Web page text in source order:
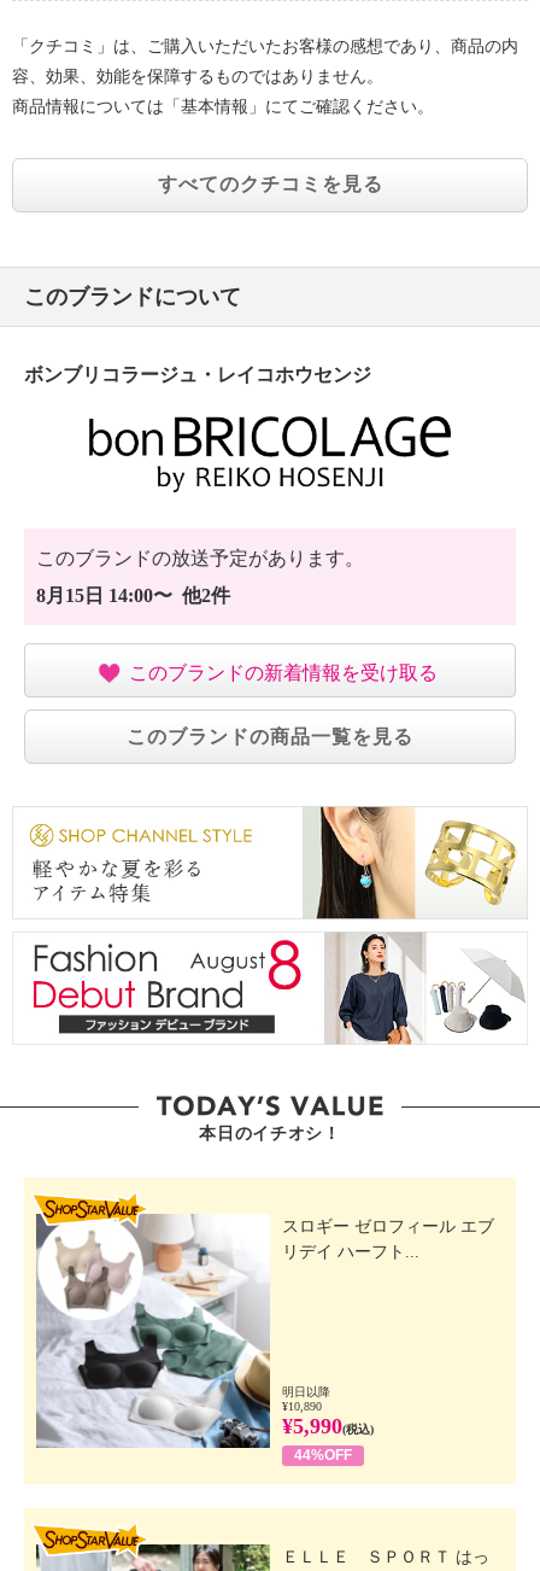
「クチコミ」は、ご購入いただいたお客様の感想であり、商品の内
容、効果、効能を保障するものではありません。
商品情報については「基本情報」にてご確認ください。
すべてのクチコミを見る
このブランドについて
ボンブリコラージュ・レイコホウセンジ
このブランドの放送予定があります。
8月15日 14:00〜 他2件
このブランドの新着情報を受け取る
このブランドの商品一覧を見る
本日のイチオシ！
スロギー ゼロフィール エブ
リデイ ハーフト...
明日以降
¥10,890
¥5,990(税込)
44%OFF
ＥＬＬＥ ＳＰＯＲＴ はっ